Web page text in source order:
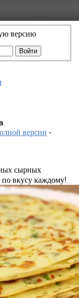
версию
версии -
сырных
вкусу каждому!